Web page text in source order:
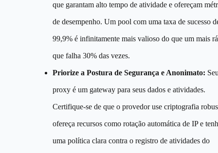
que garantam alto tempo de atividade e ofereçam
de desempenho. Um pool com uma taxa de sucesso
99,9% é infinitamente mais valioso do que um mais
que falha 30% das vezes.
Priorize a Postura de Segurança e Anonimato:
proxy é um gateway para seus dados e atividades.
Certifique-se de que o provedor use criptografia
ofereça recursos como rotação automática de IP e
uma política clara contra o registro de atividades do